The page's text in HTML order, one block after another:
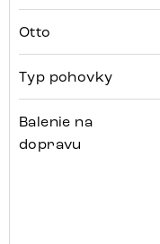
Otto
Typ pohovky
Balenie na
dopravu